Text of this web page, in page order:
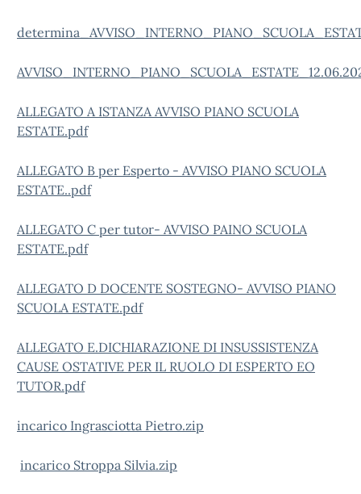
ALLEGATO A ISTANZA AVVISO PIANO SCUOLA
ESTATE.pdf
ALLEGATO B per Esperto - AVVISO PIANO SCUOLA
ESTATE..pdf
ALLEGATO C per tutor- AVVISO PAINO SCUOLA
ESTATE.pdf
ALLEGATO D DOCENTE SOSTEGNO- AVVISO PIANO
SCUOLA ESTATE.pdf
ALLEGATO E.DICHIARAZIONE DI INSUSSISTENZA
CAUSE OSTATIVE PER IL RUOLO DI ESPERTO EO
TUTOR.pdf
incarico Ingrasciotta Pietro.zip
incarico Stroppa Silvia.zip